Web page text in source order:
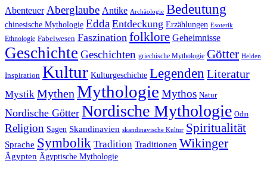
Abenteuer Aberglaube Antike Archäologie Bedeutung
chinesische Mythologie Edda Entdeckung Erzählungen Esoterik
Ethnologie Fabelwesen Faszination folklore Geheimnisse
Geschichte Geschichten griechische Mythologie Götter Helden
Inspiration Kultur Kulturgeschichte Legenden Literatur
Mystik Mythen Mythologie Mythos Natur
Nordische Götter Nordische Mythologie Odin
Religion Sagen Skandinavien skandinavische Kultur Spiritualität
Sprache Symbolik Tradition Traditionen Wikinger
Ägypten Ägyptische Mythologie